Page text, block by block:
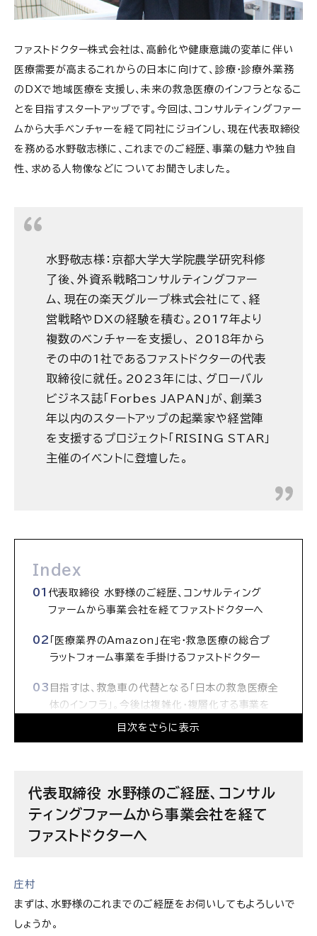
ファストドクター株式会社は、高齢化や健康意識の変革に伴い
医療需要が高まるこれからの日本に向けて、診療・診療外業務
のDXで地域医療を支援し、未来の救急医療のインフラとなるこ
とを目指すスタートアップです。今回は、コンサルティングファー
ムから大手ベンチャーを経て同社にジョインし、現在代表取締役
を務める水野敬志様に、これまでのご経歴、事業の魅力や独自
性、求める人物像などについてお聞きしました。
水野敬志様：京都大学大学院農学研究科修
了後、外資系戦略コンサルティングファー
ム、現在の楽天グループ株式会社にて、経
営戦略やDXの経験を積む。2017年より
複数のベンチャーを支援し、 2018年から
その中の1社であるファストドクターの代表
取締役に就任。2023年には、グローバル
ビジネス誌「Forbes JAPAN」が、創業3
年以内のスタートアップの起業家や経営陣
を支援するプロジェクト「RISING STAR」
主催のイベントに登壇した。
Index
目次をさらに表示
代表取締役 水野様のご経歴、コンサルティング
ファームから事業会社を経てファストドクターへ
「医療業界のAmazon」在宅・救急医療の総合プ
ラットフォーム事業を手掛けるファストドクター
目指すは、救急車の代替となる「日本の救急医療全
体のインフラ」。今後は複雑化・複層化する事業を
リードできるメンバーが必須
現在はシリーズB、今のファストドクターなら「経営レ
ベル1～1000」まで経験できる
代表取締役 水野様のご経歴、コンサル
ティングファームから事業会社を経て
ファストドクターへ
庄村
まずは、水野様のこれまでのご経歴をお伺いしてもよろしいで
しょうか。